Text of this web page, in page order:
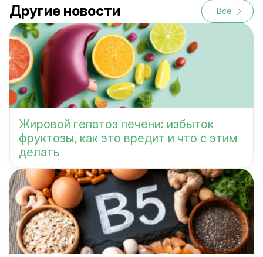
Другие новости Все
Жировой гепатоз печени: избыток
фруктозы, как это вредит и что с этим
делать